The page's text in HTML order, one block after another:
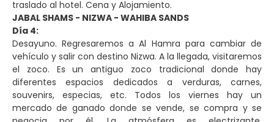
traslado al hotel. Cena y Alojamiento.
JABAL SHAMS - NIZWA - WAHIBA SANDS
Día 4:
Desayuno. Regresaremos a Al Hamra para cambiar de
vehículo y salir con destino Nizwa. A la llegada, visitaremos
el zoco. Es un antiguo zoco tradicional donde hay
diferentes espacios dedicados a verduras, carnes,
souvenirs, especias, etc. Todos los viernes hay un
mercado de ganado donde se vende, se compra y se